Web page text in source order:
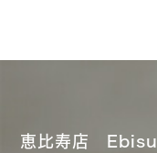
恵比寿店 Ebisu